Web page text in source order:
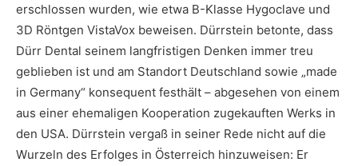
erschlossen wurden, wie etwa B-Klasse Hygoclave und
3D Röntgen VistaVox beweisen. Dürrstein betonte, dass
Dürr Dental seinem langfristigen Denken immer treu
geblieben ist und am Standort Deutschland sowie „made
in Germany“ konsequent festhält – abgesehen von einem
aus einer ehemaligen Kooperation zugekauften Werks in
den USA. Dürrstein vergaß in seiner Rede nicht auf die
Wurzeln des Erfolges in Österreich hinzuweisen: Er